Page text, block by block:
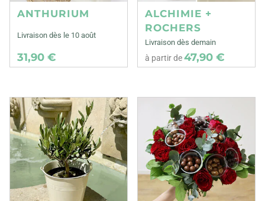
ANTHURIUM
Livraison dès le 10 août
31,90 €
ALCHIMIE +
ROCHERS
Livraison dès demain
à partir de47,90 €